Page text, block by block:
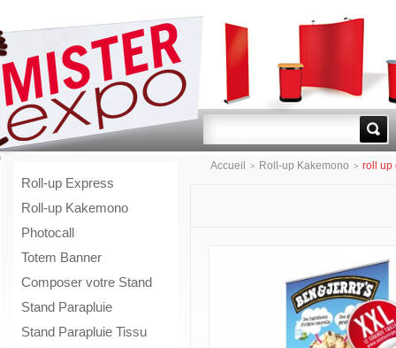
Go!
Roll-up Express
Roll-up Kakemono
Photocall
Totem Banner
Composer votre Stand
Stand Parapluie
Stand Parapluie Tissu
Accueil > Roll-up Kakemono > roll up